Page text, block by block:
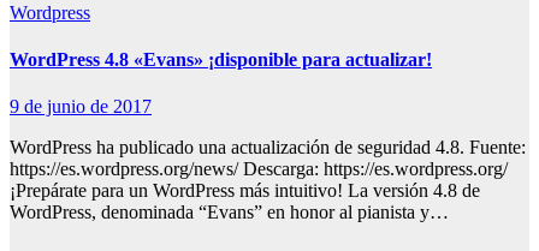
Wordpress
WordPress 4.8 «Evans» ¡disponible para actualizar!
9 de junio de 2017
WordPress ha publicado una actualización de seguridad 4.8. Fuente:
https://es.wordpress.org/news/ Descarga: https://es.wordpress.org/
¡Prepárate para un WordPress más intuitivo! La versión 4.8 de
WordPress, denominada “Evans” en honor al pianista y…